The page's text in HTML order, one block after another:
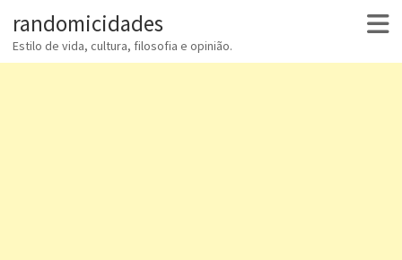
randomicidades
Estilo de vida, cultura, filosofia e opinião.